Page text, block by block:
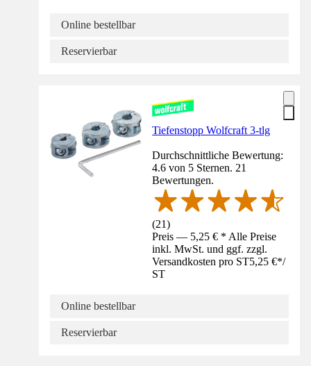
Online bestellbar
Reservierbar
Tiefenstopp Wolfcraft 3-tlg
Durchschnittliche Bewertung:
4.6 von 5 Sternen. 21
Bewertungen.
(21)
Preis — 5,25 € * Alle Preise
inkl. MwSt. und ggf. zzgl.
Versandkosten pro ST5,25 €*/
ST
Online bestellbar
Reservierbar